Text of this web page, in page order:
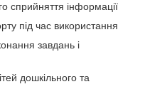
сприйняття інформації
під час використання
завдань і
дошкільного та